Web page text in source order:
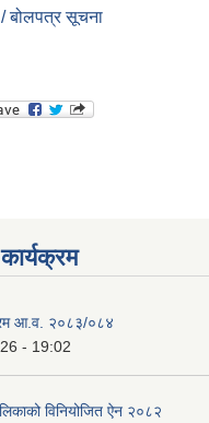
बोलपत्र सूचना
आ‍.व. २०८३/०८४
- 19:02
विनियोजित ऐन २०८२